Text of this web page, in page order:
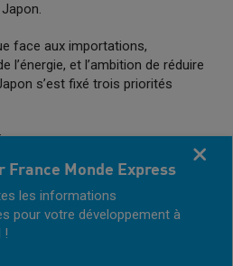
face aux importations,
l’énergie, et l’ambition de réduire
s’est fixé trois priorités
France Monde Express
les informations
pour votre développement à
!